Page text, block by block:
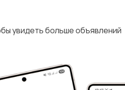
увидеть больше объявлений